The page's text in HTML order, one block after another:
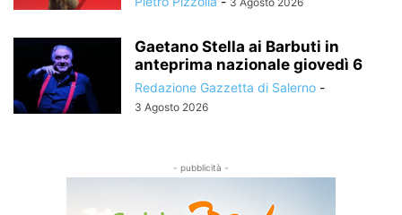
Gaetano Stella ai Barbuti in
anteprima nazionale giovedì 6
Redazione Gazzetta di Salerno -
3 Agosto 2026
- pubblicità -